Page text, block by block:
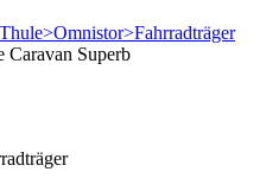
Caravan Superb